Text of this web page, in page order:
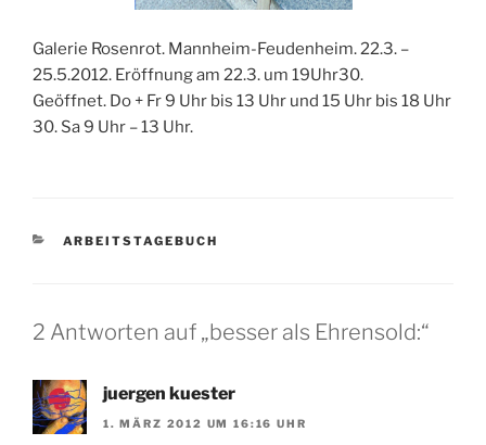
Galerie Rosenrot. Mannheim-Feudenheim. 22.3. –
25.5.2012. Eröffnung am 22.3. um 19Uhr30.
Geöffnet. Do + Fr 9 Uhr bis 13 Uhr und 15 Uhr bis 18 Uhr
30. Sa 9 Uhr – 13 Uhr.
KATEGORIEN
ARBEITSTAGEBUCH
2 Antworten auf „besser als Ehrensold:“
juergen kuester
1. MÄRZ 2012 UM 16:16 UHR